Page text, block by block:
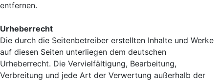
entfernen.
Urheberrecht
Die durch die Seitenbetreiber erstellten Inhalte und Werke
auf diesen Seiten unterliegen dem deutschen
Urheberrecht. Die Vervielfältigung, Bearbeitung,
Verbreitung und jede Art der Verwertung außerhalb der